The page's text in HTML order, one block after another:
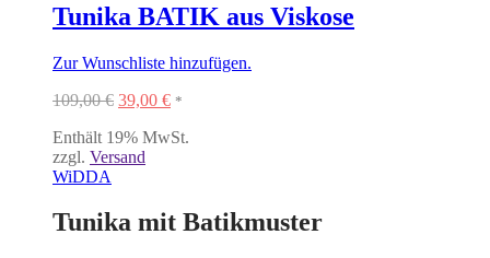
Tunika BATIK aus Viskose
Zur Wunschliste hinzufügen.
109,00€ Ursprünglicher
war:
109,00 €
39,00 €Aktueller
ist:
*
Enthält 19% MwSt.
zzgl. Versand
WiDDA
Tunika mit Batikmuster